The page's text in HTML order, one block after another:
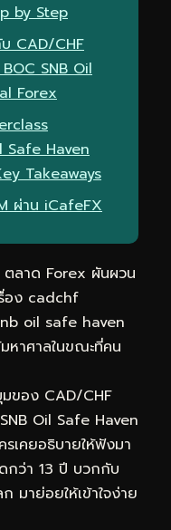
by Step
CAD/CHF
SNB Oil
Forex
Safe Haven
Takeaways
ผ่าน iCafeFX
ลาด Forex ผันผวน
อง cadchf
oil safe haven
หาศาลในขณะที่คน
ของ CAD/CHF
Oil Safe Haven
เคยอธิบายให้ฟังมา
กว่า 13 ปี บวกกับ
มาย่อยให้เข้าใจง่าย